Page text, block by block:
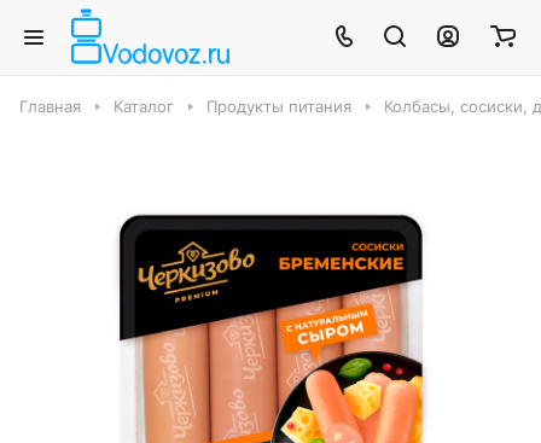
Главная Каталог Продукты питания Колбасы, сосиски,